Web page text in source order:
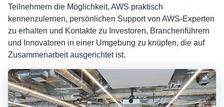
Teilnehmern die Möglichkeit, AWS praktisch
kennenzulernen, persönlichen Support von AWS-Experten
zu erhalten und Kontakte zu Investoren, Branchenführern
und Innovatoren in einer Umgebung zu knüpfen, die auf
Zusammenarbeit ausgerichtet ist.